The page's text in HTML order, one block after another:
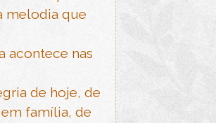
melodia que
acontece nas
de hoje, de
família, de